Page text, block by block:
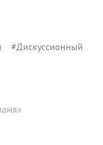
#Дискуссионный